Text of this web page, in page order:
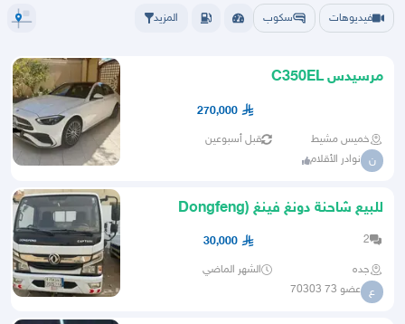
فيديوهات سكوب المزيد
مرسيدس C350EL
270,000
خميس مشيط قبل أسبوعين
ن نوادر الأقلام
للبيع شاحنة دونغ فينغ (Dongfeng
2
30,000
جده الشهر الماضي
ع عضو 73 70303